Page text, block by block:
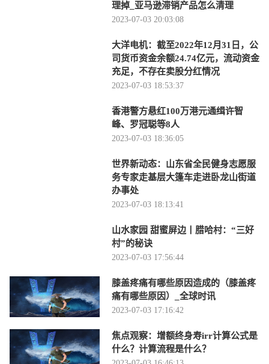
理掉_亚马逊滞销产品怎么清理
2023-07-03 20:03:08
大洋电机：截至2022年12月31日，公
司货币资金余额24.74亿元，流动资金
充足，不存在卖股分红情况
2023-07-03 18:53:37
香港警方悬红100万港元通缉许智
峰、罗冠聪等8人
2023-07-03 18:36:05
世界新动态：山东省全民健身志愿服
务专家走基层大篷车走进卧龙山街道
办事处
2023-07-03 18:13:41
山水家园 甜蜜屏边丨腊哈村：“三好
村”的秘诀
2023-07-03 17:56:44
膝盖疼痛有哪些原因造成的（膝盖疼
痛有哪些原因）_全球时讯
2023-07-03 17:16:42
焦点观察：增额终身寿irr计算公式是
什么？计算流程是什么？